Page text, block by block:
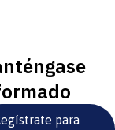
para